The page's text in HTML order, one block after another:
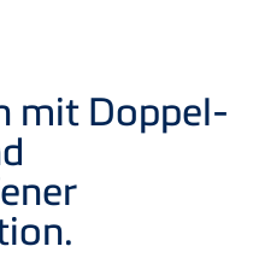
mit Doppel-